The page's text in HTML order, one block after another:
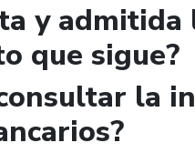
y admitida
que sigue?
la